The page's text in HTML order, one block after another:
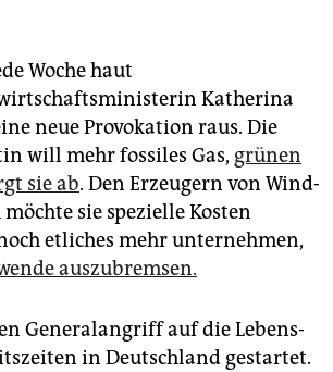
Woche haut
­Katherina
neue Provokation raus. Die
will mehr fossiles Gas, grünen
sie ab. Den Erzeugern von Wind-
sie spezielle Kosten
etliches mehr unternehmen,
auszubremsen.
Generalangriff auf die Lebens-
in Deutschland gestartet.